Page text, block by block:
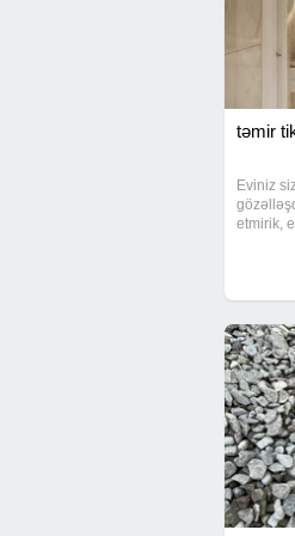
təmir
Eviniz
etmirik,
səliqəli